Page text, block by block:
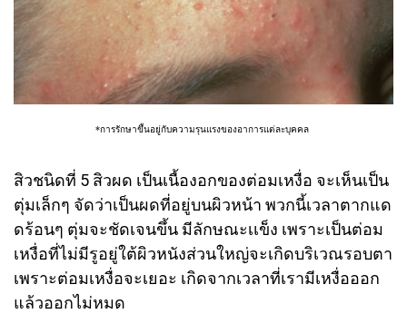
*การรักษาขึ้นอยู่กับความรุนแรงของอาการแต่ละบุคคล
สิวชนิดที่ 5 สิวผด เป็นเนื้องอกของต่อมเหงื่อ จะเห็นเป็น
ตุ่มเล็กๆ จัดว่าเป็นผดที่อยู่บนผิวหน้า พวกนี้เวลาตากแด
ดร้อนๆ ตุ่มจะชัดเจนขึ้น มีลักษณะเเข็ง เพราะเป็นต่อม
เหงื่อที่ไม่มีรูอยู่ใต้ผิวหนังส่วนใหญ่จะเกิดบริเวณรอบตา
เพราะต่อมเหงื่อจะเยอะ เกิดจากเวลาที่เรามีเหงื่อออก
แล้วออกไม่หมด